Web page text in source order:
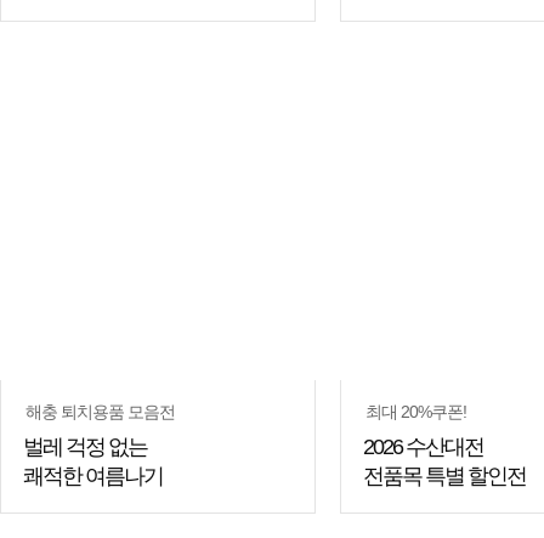
해충 퇴치용품 모음전
벌레 걱정 없는
쾌적한 여름나기
최대 20%쿠폰!
2026 수산대전
전품목 특별 할인전